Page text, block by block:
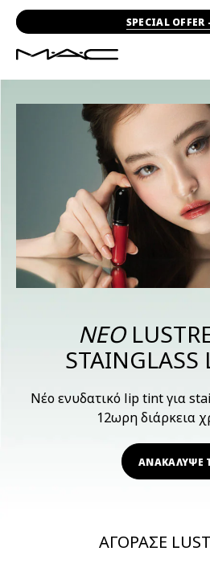
-15% ΣΤΗΝ ΠΡΩΤΗ
ΝΕΟ
STAINGLASS
Νέο ενυδατικό lip tint για
12ωρη διάρκεια
ΑΝΑΚΑΛΥΨΕ
ΑΓΟΡΑΣΕ